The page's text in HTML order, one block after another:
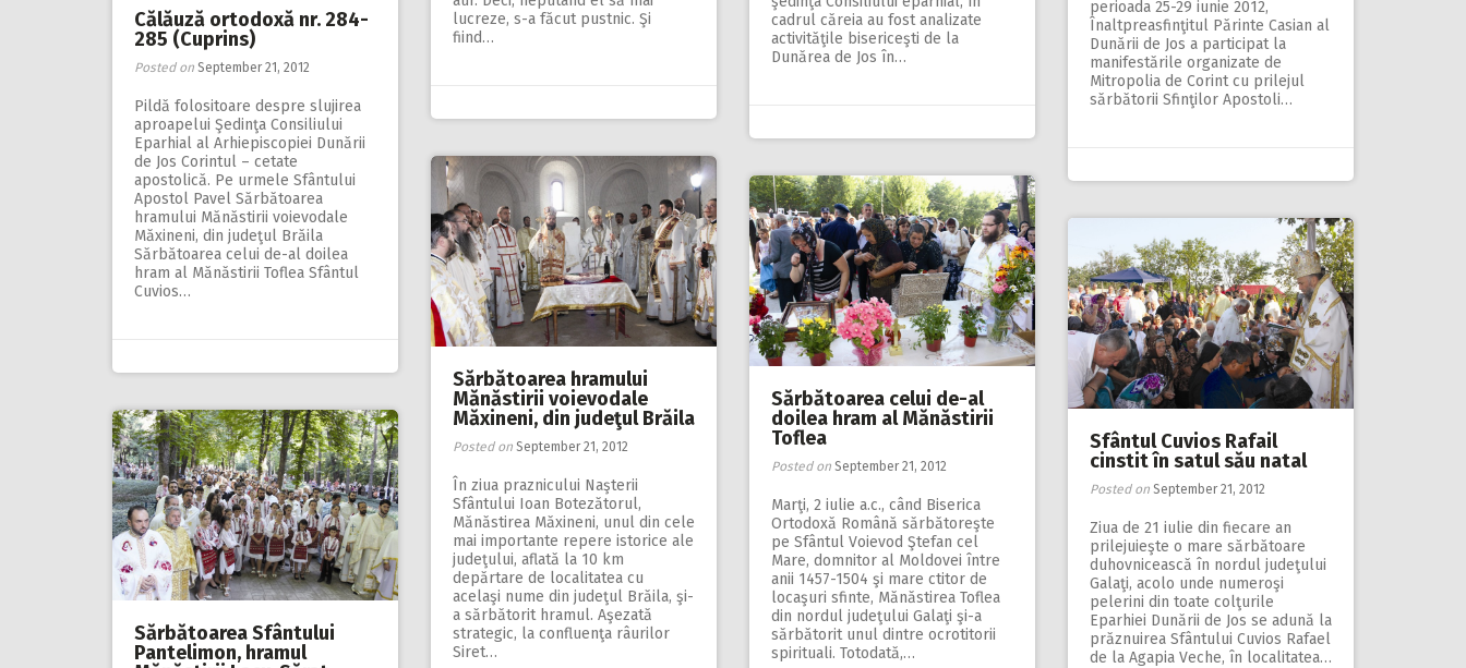
Călăuză ortodoxă nr. 284-
285 (Cuprins)
Posted on September 21, 2012
Pildă folositoare despre slujirea
aproapelui Şedinţa Consiliului
Eparhial al Arhiepiscopiei Dunării
de Jos Corintul – cetate
apostolică. Pe urmele Sfântului
Apostol Pavel Sărbătoarea
hramului Mănăstirii voievodale
Măxineni, din judeţul Brăila
Sărbătoarea celui de-al doilea
hram al Mănăstirii Toflea Sfântul
Cuvios…
lucreze, s-a făcut pustnic. Şi
fiind…
cadrul căreia au fost analizate
activităţile bisericeşti de la
Dunărea de Jos în…
perioada 25-29 iunie 2012,
Înaltpreasfinţitul Părinte Casian al
Dunării de Jos a participat la
manifestările organizate de
Mitropolia de Corint cu prilejul
sărbătorii Sfinţilor Apostoli…
Sărbătoarea hramului
Mănăstirii voievodale
Măxineni, din judeţul Brăila
Posted on September 21, 2012
În ziua praznicului Naşterii
Sfântului Ioan Botezătorul,
Mănăstirea Măxineni, unul din cele
mai importante repere istorice ale
judeţului, aflată la 10 km
depărtare de localitatea cu
acelaşi nume din judeţul Brăila, şi-
a sărbătorit hramul. Aşezată
strategic, la confluenţa râurilor
Siret…
Sărbătoarea celui de-al
doilea hram al Mănăstirii
Toflea
Posted on September 21, 2012
Marţi, 2 iulie a.c., când Biserica
Ortodoxă Română sărbătoreşte
pe Sfântul Voievod Ştefan cel
Mare, domnitor al Moldovei între
anii 1457-1504 şi mare ctitor de
locaşuri sfinte, Mănăstirea Toflea
din nordul judeţului Galaţi şi-a
sărbătorit unul dintre ocrotitorii
spirituali. Totodată,…
Sfântul Cuvios Rafail
cinstit în satul său natal
Posted on September 21, 2012
Ziua de 21 iulie din fiecare an
prilejuieşte o mare sărbătoare
duhovnicească în nordul judeţului
Galaţi, acolo unde numeroşi
pelerini din toate colţurile
Eparhiei Dunării de Jos se adună la
prăznuirea Sfântului Cuvios Rafael
de la Agapia Veche, în localitatea…
Sărbătoarea Sfântului
Pantelimon, hramul